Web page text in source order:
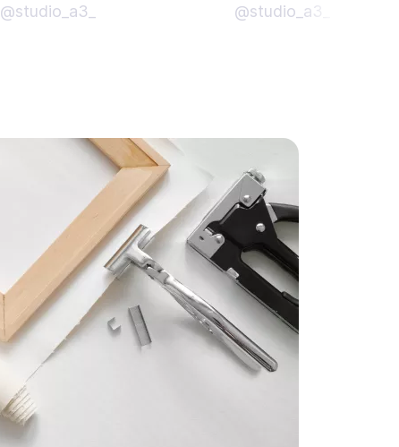
@studio_a3_ @studio_a3_